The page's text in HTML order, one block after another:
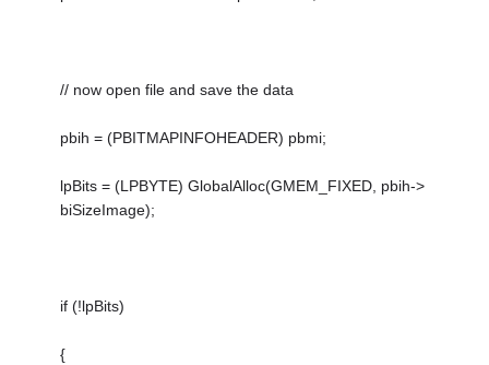
// now open file and save the data
pbih = (PBITMAPINFOHEADER) pbmi;
lpBits = (LPBYTE) GlobalAlloc(GMEM_FIXED, pbih->
biSizeImage);
if (!lpBits)
{